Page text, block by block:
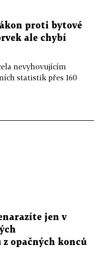
proti bytové
ale chybí
nevyhovujícím
statistik přes 160
jen v
opačných konců